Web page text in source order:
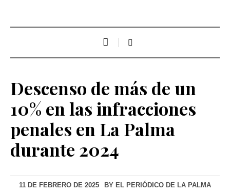
Descenso de más de un
10% en las infracciones
penales en La Palma
durante 2024
11 DE FEBRERO DE 2025 BY EL PERIÓDICO DE LA PALMA